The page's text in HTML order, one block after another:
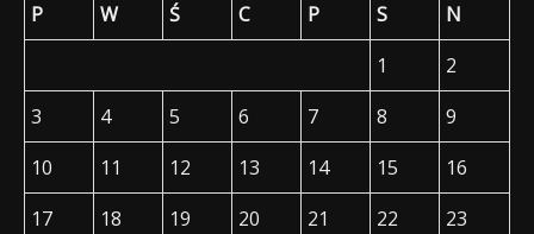
P
W Ś C P S
N
1
2
3
4 5 6 7 8
9
10
11 12 13 14 15
16
17
18 19 20 21 22
23